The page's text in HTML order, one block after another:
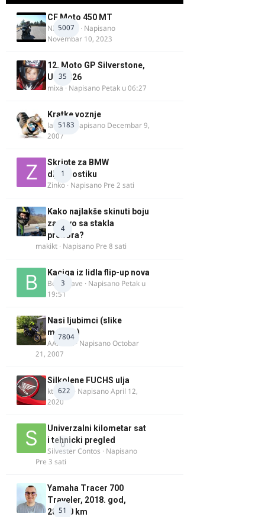
5007
CF Moto 450 MT
NIKOLA 1
· Napisano
Novembar 10, 2023
35
12. Moto GP Silverstone,
UK, 2026
mixa · Napisano Petak u 06:27
5183
Kratke voznje
lalajko· Napisano Decembar 9,
2007
1
Skripte za BMW
dijagnostiku
Zinko · Napisano Pre 2 sati
4
Kako najlakše skinuti boju
za drvo sa stakla
prozora?
makikt · Napisano Pre 8 sati
3
Kaciga iz lidla flip-up nova
Bor-i-slave · Napisano Petak u
19:51
7804
Nasi ljubimci (slike
motora)
AArnold · NapisanoOctobar
21, 2007
622
Silkolene FUCHS ulja
ktm600 · NapisanoApril 12,
2020
0
Univerzalni kilometar sat
i tehnicki pregled
Silvester Contos · Napisano
Pre 3 sati
51
Yamaha Tracer 700
Traveler, 2018. god,
28.100 km